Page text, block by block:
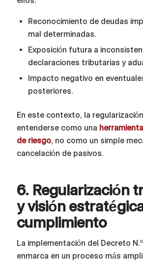
Reconocimiento de deudas
mal determinadas.
Exposición futura a
declaraciones tributarias y
Impacto negativo en
posteriores.
En este contexto, la
entenderse como una
de riesgo, no como un simple
cancelación de pasivos.
6. Regularización
y visión
cumplimiento
La implementación del Decreto
enmarca en un proceso más